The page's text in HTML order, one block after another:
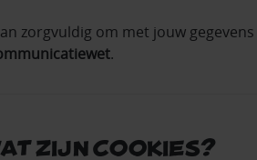
zorgvuldig om met jouw
.
zijn cookies?